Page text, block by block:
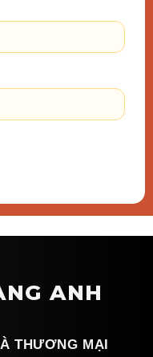
ANH
THƯƠNG MẠI